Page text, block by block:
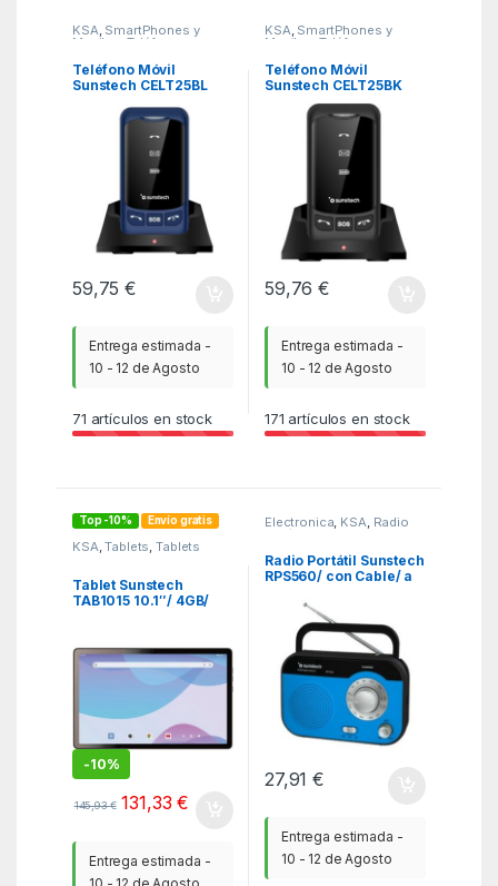
KSA, SmartPhones y
Moviles Teléfonos
Teléfono Móvil
Sunstech CELT25BL
Mayores/ Azul
59,75€
Entrega estimada -
10 - 12 de Agosto
71 artículos en stock
KSA, SmartPhones y
Moviles Teléfonos
Teléfono Móvil
Sunstech CELT25BK
para Personas
Mayores/ Negro
59,76€
Entrega estimada -
10 - 12 de Agosto
171 artículos en stock
Top -10% Envío gratis
KSA ,Tablets ,Tablets
Tablet Sunstech
TAB1015 10.1″/ 4GB/
-10%
145,93€ 131,33€
Entrega estimada -
Electronica KSA Radio
CD / Radio de bolsillo
Radio Portátil Sunstech
RPS560/ con Cable/ a
27,91€
Entrega estimada -
10 - 12 de Agosto